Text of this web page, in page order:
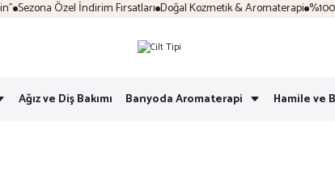
Sezona Özel İndirim Fırsatları Doğal Kozmetik & Aromaterapi %100
Ağız ve Diş Bakımı Banyoda Aromaterapi Hamile ve